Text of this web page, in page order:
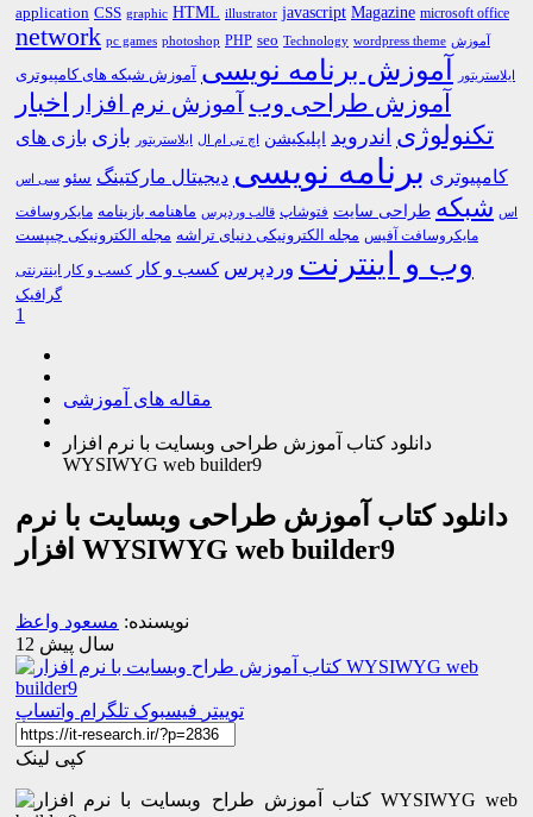
application CSS graphic HTML illustrator javascript Magazine microsoft office
network pc games photoshop PHP seo Technology wordpress theme آموزش
ایلاستریتور آموزش برنامه نویسی آموزش شبکه های کامپیوتری
آموزش طراحی وب آموزش نرم افزار اخبار
تکنولوژی اندروید اپلیکیشن اچ تی ام ال ایلاستریتور بازی بازی های
کامپیوتری برنامه نویسی دیجیتال مارکتینگ سئو سی اس
اس شبکه طراحی سایت فتوشاپ قالب وردپرس ماهنامه بازینامه مایکروسافت
مایکروسافت آفیس مجله الکترونیکی دنیای تراشه مجله الکترونیکی چیپست
وب و اینترنت وردپرس کسب و کار کسب و کار اینترنتی
گرافیک
1
مقاله های آموزشی
دانلود کتاب آموزش طراحی وبسایت با نرم افزار
WYSIWYG web builder9
دانلود کتاب آموزش طراحی وبسایت با نرم
افزار WYSIWYG web builder9
نویسنده: مسعود واعظ
12 سال پیش
توییتر فیسبوک تلگرام واتساپ
کپی لینک